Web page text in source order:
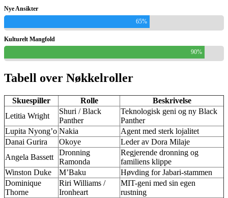
Nye Ansikter
65%
Kulturelt Mangfold
90%
Tabell over Nøkkelroller
Skuespiller Rolle
Beskrivelse
Letitia Wright
Shuri / Black
Panther
Teknologisk geni og ny Black
Panther
Lupita Nyong’o Nakia
Agent med sterk lojalitet
Danai Gurira
Okoye
Leder av Dora Milaje
Angela Bassett
Dronning
Ramonda
Regjerende dronning og
familiens klippe
Winston Duke
M’Baku
Høvding for Jabari-stammen
Dominique
Thorne
Riri Williams /
Ironheart
MIT-geni med sin egen
rustning